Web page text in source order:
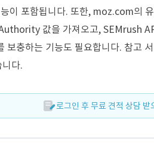
이 포함됩니다. 또한, moz.com의
값을 가져오고, SEMrush
보충하는 기능도 필요합니다. 참고
다.
로그인 후 무료 견적 상담 받